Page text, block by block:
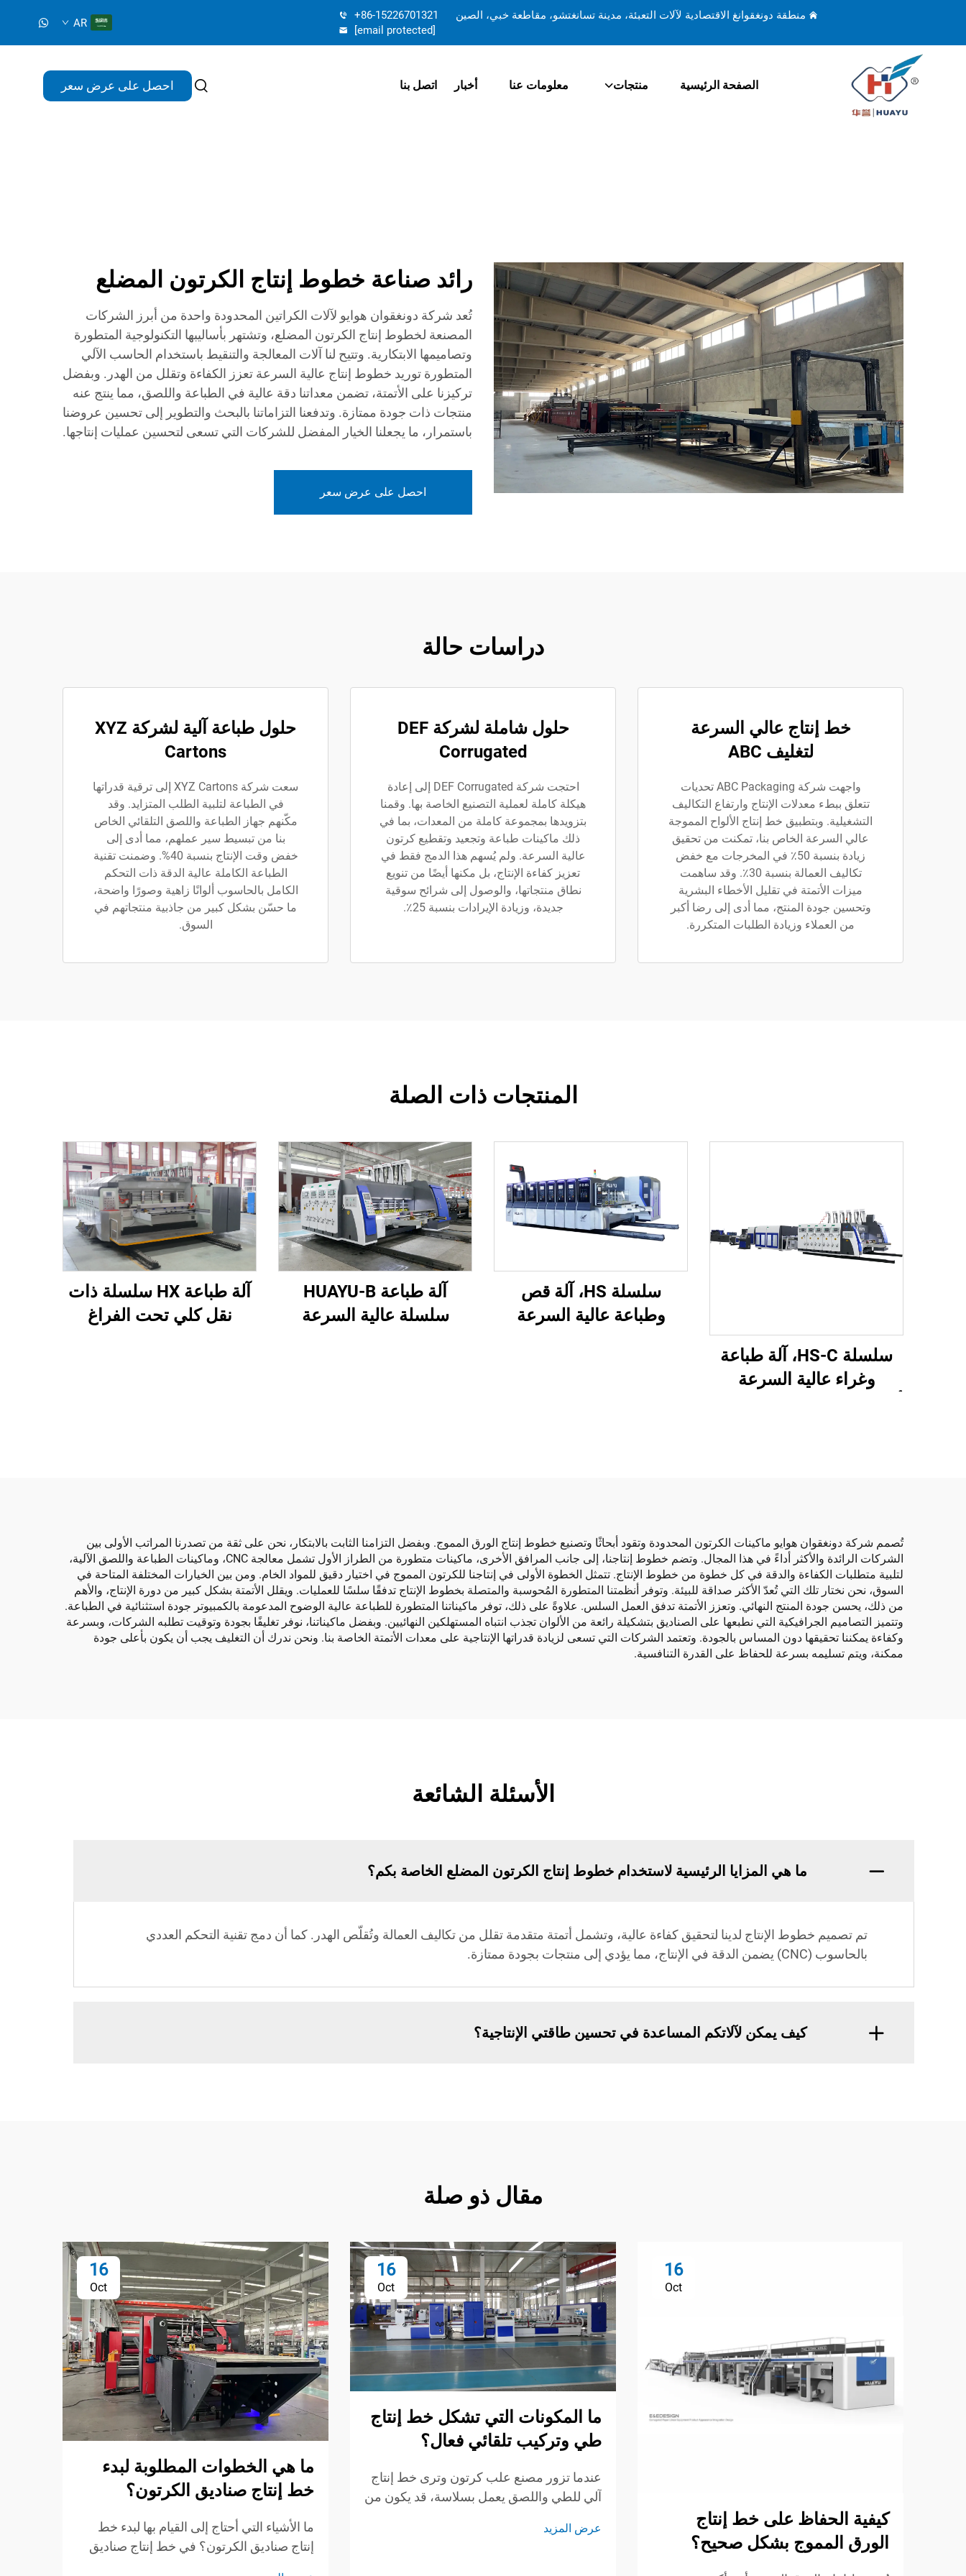
منطقة دونغقوانغ الاقتصادية لآلات التعبئة، مدينة تسانغتشو، مقاطعة خبي، الصين
+86-15226701321
[email protected]
AR
الصفحة الرئيسية منتجات معلومات عنا أخبار اتصل بنا احصل على عرض سعر
رائد صناعة خطوط إنتاج الكرتون المضلع
تُعد شركة دونغقوان هوايو لآلات الكراتين المحدودة واحدة من أبرز الشركات
المصنعة لخطوط إنتاج الكرتون المضلع، وتشتهر بأساليبها التكنولوجية المتطورة
وتصاميمها الابتكارية. وتتيح لنا آلات المعالجة والتنقيط باستخدام الحاسب الآلي
المتطورة توريد خطوط إنتاج عالية السرعة تعزز الكفاءة وتقلل من الهدر. وبفضل
تركيزنا على الأتمتة، تضمن معداتنا دقة عالية في الطباعة واللصق، مما ينتج عنه
منتجات ذات جودة ممتازة. وتدفعنا التزاماتنا بالبحث والتطوير إلى تحسين عروضنا
باستمرار، ما يجعلنا الخيار المفضل للشركات التي تسعى لتحسين عمليات إنتاجها.
احصل على عرض سعر
دراسات حالة
خط إنتاج عالي السرعة
لتغليف ABC
واجهت شركة ABC Packaging تحديات
تتعلق ببطء معدلات الإنتاج وارتفاع التكاليف
التشغيلية. وبتطبيق خط إنتاج الألواح المموجة
عالي السرعة الخاص بنا، تمكنت من تحقيق
زيادة بنسبة 50٪ في المخرجات مع خفض
تكاليف العمالة بنسبة 30٪. وقد ساهمت
ميزات الأتمتة في تقليل الأخطاء البشرية
وتحسين جودة المنتج، مما أدى إلى رضا أكبر
من العملاء وزيادة الطلبات المتكررة.
حلول شاملة لشركة DEF
Corrugated
احتجت شركة DEF Corrugated إلى إعادة
هيكلة كاملة لعملية التصنيع الخاصة بها. وقمنا
بتزويدها بمجموعة كاملة من المعدات، بما في
ذلك ماكينات طباعة وتجعيد وتقطيع كرتون
عالية السرعة. ولم يُسهم هذا الدمج فقط في
تعزيز كفاءة الإنتاج، بل مكنها أيضًا من تنويع
نطاق منتجاتها، والوصول إلى شرائح سوقية
جديدة، وزيادة الإيرادات بنسبة 25٪.
حلول طباعة آلية لشركة XYZ
Cartons
سعت شركة XYZ Cartons إلى ترقية قدراتها
في الطباعة لتلبية الطلب المتزايد. وقد
مكّنهم جهاز الطباعة واللصق التلقائي الخاص
بنا من تبسيط سير عملهم، مما أدى إلى
خفض وقت الإنتاج بنسبة 40%. وضمنت تقنية
الطباعة الكاملة عالية الدقة ذات التحكم
الكامل بالحاسوب ألوانًا زاهية وصورًا واضحة،
ما حسّن بشكل كبير من جاذبية منتجاتهم في
السوق.
المنتجات ذات الصلة
سلسلة HS-C، آلة طباعة
وغراء عالية السرعة
سلسلة HS، آلة قص
وطباعة عالية السرعة
آلة طباعة HUAYU-B
سلسلة عالية السرعة
آلة طباعة HX سلسلة ذات
نقل كلي تحت الفراغ
تُصمم شركة دونغقوان هوايو ماكينات الكرتون المحدودة وتقود أبحاثًا وتصنيع خطوط إنتاج الورق المموج. وبفضل التزامنا الثابت بالابتكار، نحن على ثقة من تصدرنا المراتب الأولى بين
الشركات الرائدة والأكثر أداءً في هذا المجال. وتضم خطوط إنتاجنا، إلى جانب المرافق الأخرى، ماكينات متطورة من الطراز الأول تشمل معالجة CNC، وماكينات الطباعة واللصق الآلية،
لتلبية متطلبات الكفاءة والدقة في كل خطوة من خطوط الإنتاج. تتمثل الخطوة الأولى في إنتاجنا للكرتون المموج في اختيار دقيق للمواد الخام. ومن بين الخيارات المختلفة المتاحة في
السوق، نحن نختار تلك التي تُعدّ الأكثر صداقة للبيئة. وتوفر أنظمتنا المتطورة المُحوسبة والمتصلة بخطوط الإنتاج تدفقًا سلسًا للعمليات. ويقلل الأتمتة بشكل كبير من دورة الإنتاج، والأهم
من ذلك، يحسن جودة المنتج النهائي. وتعزز الأتمتة تدفق العمل السلس. علاوةً على ذلك، توفر ماكيناتنا المتطورة للطباعة عالية الوضوح المدعومة بالكمبيوتر جودة استثنائية في الطباعة.
وتتميز التصاميم الجرافيكية التي نطبعها على الصناديق بتشكيلة رائعة من الألوان تجذب انتباه المستهلكين النهائيين. وبفضل ماكيناتنا، نوفر تغليفًا بجودة وتوقيت تطلبه الشركات، وبسرعة
وكفاءة يمكننا تحقيقها دون المساس بالجودة. وتعتمد الشركات التي تسعى لزيادة قدراتها الإنتاجية على معدات الأتمتة الخاصة بنا. ونحن ندرك أن التغليف يجب أن يكون بأعلى جودة
ممكنة، ويتم تسليمه بسرعة للحفاظ على القدرة التنافسية.
الأسئلة الشائعة
ما هي المزايا الرئيسية لاستخدام خطوط إنتاج الكرتون المضلع الخاصة بكم؟
تم تصميم خطوط الإنتاج لدينا لتحقيق كفاءة عالية، وتشمل أتمتة متقدمة تقلل من تكاليف العمالة وتُقلّص الهدر. كما أن دمج تقنية التحكم العددي
بالحاسوب (CNC) يضمن الدقة في الإنتاج، مما يؤدي إلى منتجات بجودة ممتازة.
كيف يمكن لآلاتكم المساعدة في تحسين طاقتي الإنتاجية؟
مقال ذو صلة
16
Oct
كيفية الحفاظ على خط إنتاج
الورق المموج بشكل صحيح؟
16
Oct
ما المكونات التي تشكل خط إنتاج
طي وتركيب تلقائي فعال؟
عندما تزور مصنع علب كرتون وترى خط إنتاج
آلي للطي واللصق يعمل بسلاسة، قد يكون من
واحدًا لا يكفي لجعل خط الإنتاج فعالاً. إن أتمتة
عرض المزيد
16
Oct
ما هي الخطوات المطلوبة لبدء
خط إنتاج صناديق الكرتون؟
ما الأشياء التي أحتاج إلى القيام بها لبدء خط
إنتاج صناديق الكرتون؟ في خط إنتاج صناديق